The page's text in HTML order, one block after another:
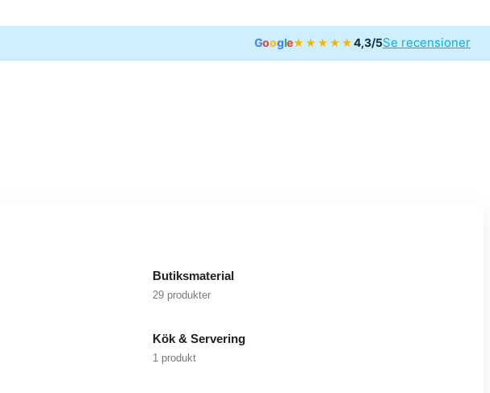
Google★★★★★4,3/5Se recensioner
Butiksmaterial
29 produkter
Kök & Servering
1 produkt